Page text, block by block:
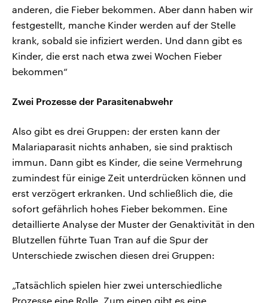
anderen, die Fieber bekommen. Aber dann haben wir
festgestellt, manche Kinder werden auf der Stelle
krank, sobald sie infiziert werden. Und dann gibt es
Kinder, die erst nach etwa zwei Wochen Fieber
bekommen“
Zwei Prozesse der Parasitenabwehr
Also gibt es drei Gruppen: der ersten kann der
Malariaparasit nichts anhaben, sie sind praktisch
immun. Dann gibt es Kinder, die seine Vermehrung
zumindest für einige Zeit unterdrücken können und
erst verzögert erkranken. Und schließlich die, die
sofort gefährlich hohes Fieber bekommen. Eine
detaillierte Analyse der Muster der Genaktivität in den
Blutzellen führte Tuan Tran auf die Spur der
Unterschiede zwischen diesen drei Gruppen:
„Tatsächlich spielen hier zwei unterschiedliche
Prozesse eine Rolle. Zum einen gibt es eine